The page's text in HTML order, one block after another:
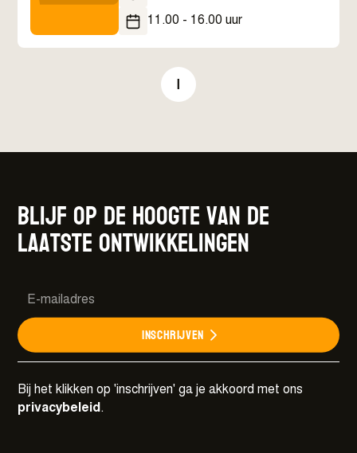
11.00 - 16.00 uur
1
Blijf op de hoogte van de
laatste ontwikkelingen
Inschrijven
Bij het klikken op 'inschrijven' ga je akkoord met ons
privacybeleid .